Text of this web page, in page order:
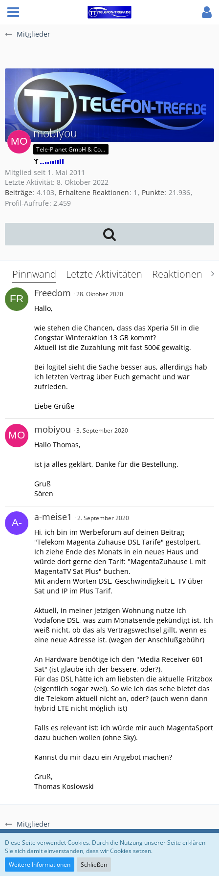
Mitglieder
Mitglieder
mobiyou
Tele-Planet GmbH & Co. KG
Mitglied seit 1. Mai 2011
Letzte Aktivität: 8. Oktober 2022
Beiträge 4.103 Erhaltene Reaktionen 1 Punkte 21.936
Profil-Aufrufe 2.459
Pinnwand Letzte Aktivitäten Reaktionen
Freedom 28. Oktober 2020
Hallo,
wie stehen die Chancen, dass das Xperia 5II in die
Congstar Winteraktion 13 GB kommt?
Aktuell ist die Zuzahlung mit fast 500€ gewaltig.
Bei logitel sieht die Sache besser aus, allerdings hab
ich letzten Vertrag über Euch gemacht und war
zufrieden.
Liebe Grüße
mobiyou 3. September 2020
Hallo Thomas,
ist ja alles geklärt, Danke für die Bestellung.
Gruß
Sören
a-meise1 2. September 2020
Hi, ich bin im Werbeforum auf deinen Beitrag
"Telekom Magenta Zuhause DSL Tarife" gestolpert.
Ich ziehe Ende des Monats in ein neues Haus und
würde dort gerne den Tarif: "MagentaZuhause L mit
MagentaTV Sat Plus" buchen.
Mit andern Worten DSL, Geschwindigkeit L, TV über
Sat und IP im Plus Tarif.
Aktuell, in meiner jetzigen Wohnung nutze ich
Vodafone DSL, was zum Monatsende gekündigt ist. Ich
weiß nicht, ob das als Vertragswechsel gillt, wenn es
eine neue Adresse ist. (wegen der Anschlußgebühr)
An Hardware benötige ich den "Media Receiver 601
Sat" (ist glaube ich der bessere, oder?).
Für das DSL hätte ich am liebsten die aktuelle Fritzbox
(eigentlich sogar zwei). So wie ich das sehe bietet das
die Telekom aktuell nicht an, oder? (auch wenn dann
hybrid LTE nicht möglich ist)
Falls es relevant ist: ich würde mir auch MagentaSport
dazu buchen wollen (ohne Sky).
Kannst du mir dazu ein Angebot machen?
Gruß,
Thomas Koslowski
Regeln Datenschutzerklärung Impressum
Community-Software:
Diese Seite verwendet Cookies. Durch die Nutzung unserer Seite erklären
Sie sich damit einverstanden, dass wir Cookies setzen.
Weitere Informationen
Schließen